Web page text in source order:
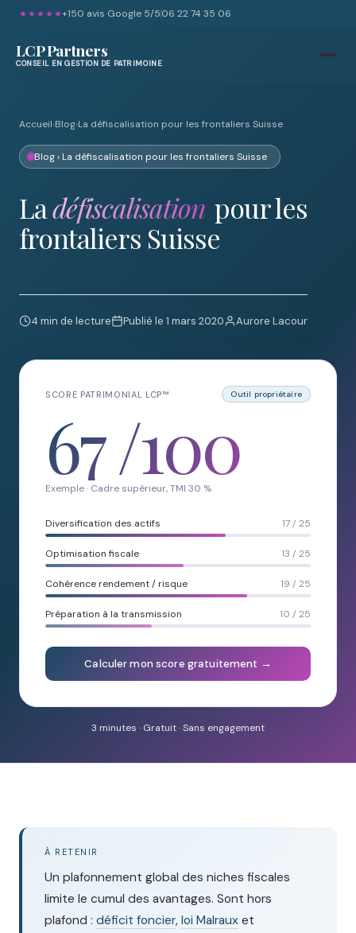
★★★★★+150 avis Google 5/506 22 74 35 06
LCP Partners
CONSEIL EN GESTION DE PATRIMOINE
Accueil›Blog›La défiscalisation pour les frontaliers Suisse
Blog › La défiscalisation pour les frontaliers Suisse
Ladéfiscalisation pour les
frontaliers Suisse
4 min de lecture Publié le 1 mars 2020 Aurore Lacour
SCORE PATRIMONIAL LCP™ Outil propriétaire
67/100
Exemple · Cadre supérieur, TMI 30 %
Diversification des actifs 17 / 25
Optimisation fiscale 13 / 25
Cohérence rendement / risque 19 / 25
Préparation à la transmission 10 / 25
Calculer mon score gratuitement →
3 minutes · Gratuit · Sans engagement
À RETENIR
Un plafonnement global des niches fiscales
limite le cumul des avantages. Sont hors
plafond : déficit foncier, loi Malraux et